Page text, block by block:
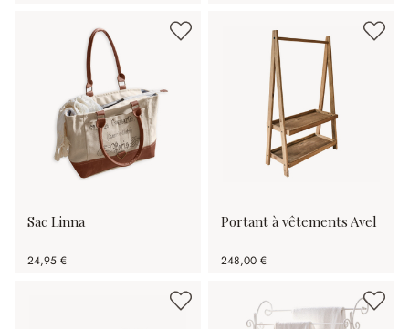
Sac Linna
24,95 €
Portant à vêtements Avel
248,00 €